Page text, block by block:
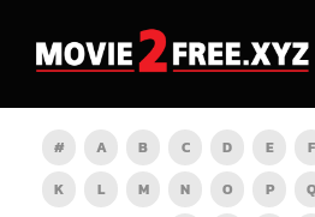
# A B C D E F
K
L M N O P Q